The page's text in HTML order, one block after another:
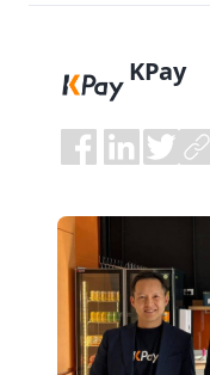
KPay